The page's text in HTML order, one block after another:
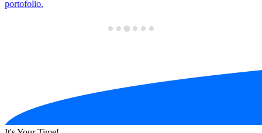
portofolio.